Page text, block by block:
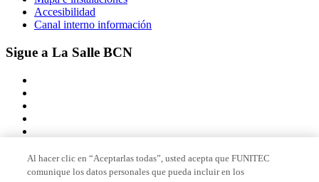
Accesibilidad
Canal interno información
Sigue a La Salle BCN
Al hacer clic en “Aceptarlas todas”, usted acepta que FUNITEC
comunique los datos personales que pueda incluir en los